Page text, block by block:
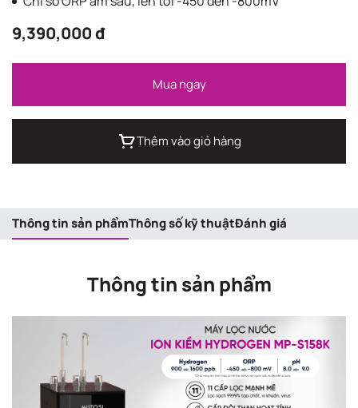
9,390,000 đ
Mua ngay
Thêm vào giỏ hàng
Thông tin sản phẩmThông số kỹ thuậtĐánh giá
Thông tin sản phẩm